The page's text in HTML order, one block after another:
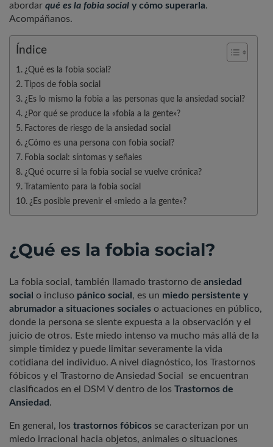
abordar qué es la fobia social y cómo superarla.
Acompáñanos.
Índice
¿Qué es la fobia social?
Tipos de fobia social
¿Es lo mismo la fobia a las personas que la ansiedad social?
¿Por qué se produce la «fobia a la gente»?
Factores de riesgo de la ansiedad social
¿Cómo es una persona con fobia social?
Fobia social: síntomas y señales
¿Qué ocurre si la fobia social se vuelve crónica?
Tratamiento para la fobia social
¿Es posible prevenir el «miedo a la gente»?
¿Qué es la fobia social?
La fobia social, también llamado trastorno de ansiedad
social o incluso pánico social , es un miedo persistente y
abrumador a situaciones sociales o actuaciones en público,
donde la persona se siente expuesta a la observación y el
juicio de otros. Este miedo intenso va mucho más allá de la
simple timidez y puede limitar severamente la vida
cotidiana del individuo. A nivel diagnóstico, los Trastornos
fóbicos y el Trastorno de Ansiedad Social se encuentran
clasificados en el DSM V dentro de los Trastornos de
Ansiedad.
En general, los trastornos fóbicos se caracterizan por un
miedo irracional hacia objetos, animales o situaciones